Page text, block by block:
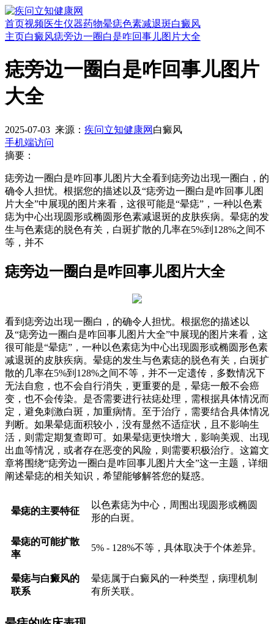
首页视频医生仪器药物晕痣色素减退斑白癜风
主页白癜风痣旁边一圈白是咋回事儿图片大全
痣旁边一圈白是咋回事儿图片
大全
2025-07-03 来源： 疾问立知健康网 白癜风
手机端访问
摘要：
痣旁边一圈白是咋回事儿图片大全看到痣旁边出现一圈白，的
确令人担忧。根据您的描述以及“痣旁边一圈白是咋回事儿图
片大全”中展现的图片来看，这很可能是“晕痣”，一种以色素
痣为中心出现圆形或椭圆形色素减退斑的皮肤疾病。晕痣的发
生与色素痣的脱色有关，白斑扩散的几率在5%到128%之间不
等，并不
痣旁边一圈白是咋回事儿图片大全
看到痣旁边出现一圈白，的确令人担忧。根据您的描述以
及“痣旁边一圈白是咋回事儿图片大全”中展现的图片来看，这
很可能是“晕痣”，一种以色素痣为中心出现圆形或椭圆形色素
减退斑的皮肤疾病。晕痣的发生与色素痣的脱色有关，白斑扩
散的几率在5%到128%之间不等，并不一定遗传，多数情况下
无法自愈，也不会自行消失，更重要的是，晕痣一般不会癌
变，也不会传染。是否需要进行祛痣处理，需根据具体情况而
定，避免刺激白斑，加重病情。至于治疗，需要结合具体情况
判断。如果晕痣面积较小，没有显然不适症状，且不影响生
活，则需定期复查即可。如果晕痣更快增大，影响美观、出现
出血等情况，或者存在恶变的风险，则需要积极治疗。这篇文
章将围绕“痣旁边一圈白是咋回事儿图片大全”这一主题，详细
阐述晕痣的相关知识，希望能够解答您的疑惑。
晕痣的主要特征
以色素痣为中心，周围出现圆形或椭圆
形的白斑。
晕痣的可能扩散
率
5% - 128%不等，具体取决于个体差异。
晕痣与白癜风的
联系
晕痣属于白癜风的一种类型，病理机制
有所关联。